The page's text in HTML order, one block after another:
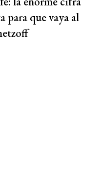
para que vaya al